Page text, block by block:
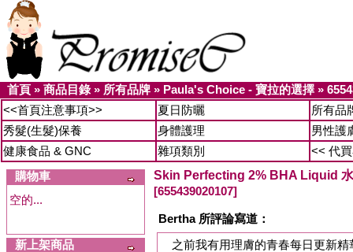
首頁 » 商品目錄» 所有品牌 » Paula's Choice - 寶拉的選擇 »
<<首頁注意事項>>
夏日防曬
所有品
秀髮(生髮)保養
身體護理
男性護
健康食品 & GNC
雜項類別
<< 代
購物車
空的...
新上架商品
Skin Perfecting 2% BHA Liquid
[655439020107]
Bertha 所評論寫道：
之前我有用理膚的青春每日更新